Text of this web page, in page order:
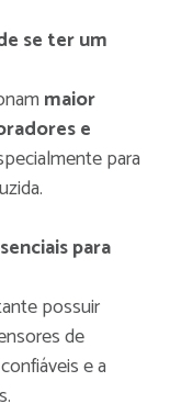
se ter um
maior
e
para
para
possuir
de
e a